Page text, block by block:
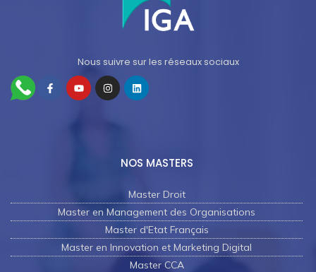
Nous suivre sur les réseaux sociaux
NOS MASTERS
Master Droit
Master en Management des Organisations
Master d'Etat Français
Master en Innovation et Marketing Digital
Master CCA